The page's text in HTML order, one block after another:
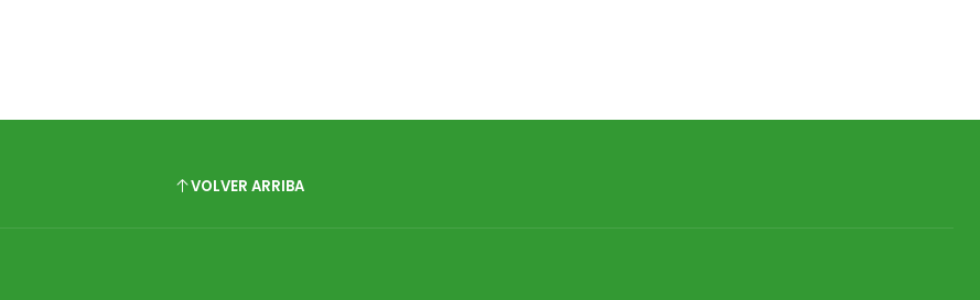
VOLVER ARRIBA